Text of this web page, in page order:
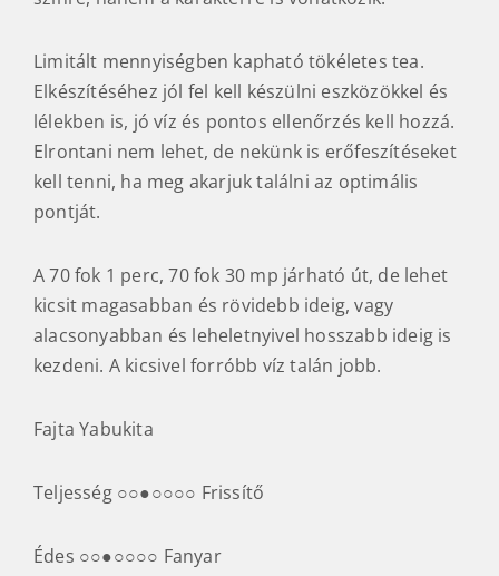
Limitált mennyiségben kapható tökéletes tea.
Elkészítéséhez jól fel kell készülni eszközökkel és
lélekben is, jó víz és pontos ellenőrzés kell hozzá.
Elrontani nem lehet, de nekünk is erőfeszítéseket
kell tenni, ha meg akarjuk találni az optimális
pontját.
A 70 fok 1 perc, 70 fok 30 mp járható út, de lehet
kicsit magasabban és rövidebb ideig, vagy
alacsonyabban és leheletnyivel hosszabb ideig is
kezdeni. A kicsivel forróbb víz talán jobb.
Fajta Yabukita
Teljesség ○○●○○○○ Frissítő
Édes ○○●○○○○ Fanyar